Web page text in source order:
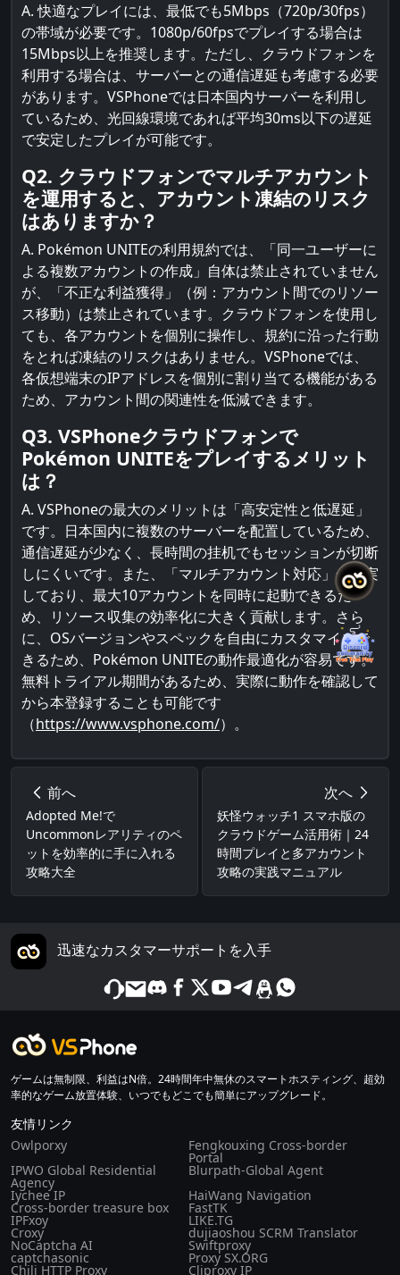
A. 快適なプレイには、最低でも5Mbps（720p/30fps）
の帯域が必要です。1080p/60fpsでプレイする場合は
15Mbps以上を推奨します。ただし、クラウドフォンを
利用する場合は、サーバーとの通信遅延も考慮する必要
があります。VSPhoneでは日本国内サーバーを利用し
ているため、光回線環境であれば平均30ms以下の遅延
で安定したプレイが可能です。
Q2. クラウドフォンでマルチアカウント
を運用すると、アカウント凍結のリスク
はありますか？
A. Pokémon UNITEの利用規約では、「同一ユーザーに
よる複数アカウントの作成」自体は禁止されていません
が、「不正な利益獲得」（例：アカウント間でのリソー
ス移動）は禁止されています。クラウドフォンを使用し
ても、各アカウントを個別に操作し、規約に沿った行動
をとれば凍結のリスクはありません。VSPhoneでは、
各仮想端末のIPアドレスを個別に割り当てる機能がある
ため、アカウント間の関連性を低減できます。
Q3. VSPhoneクラウドフォンで
Pokémon UNITEをプレイするメリット
は？
A. VSPhoneの最大のメリットは「高安定性と低遅延」
です。日本国内に複数のサーバーを配置しているため、
通信遅延が少なく、長時間の挂机でもセッションが切断
しにくいです。また、「マルチアカウント対応」が充実
しており、最大10アカウントを同時に起動できるた
め、リソース収集の効率化に大きく貢献します。さら
に、OSバージョンやスペックを自由にカスタマイズで
きるため、Pokémon UNITEの動作最適化が容易です。
無料トライアル期間があるため、実際に動作を確認して
から本登録することも可能です
（https://www.vsphone.com/）。
前へ
Adopted Me!で
Uncommonレアリティのペ
ットを効率的に手に入れる
攻略大全
次へ
妖怪ウォッチ1 スマホ版の
クラウドゲーム活用術｜24
時間プレイと多アカウント
攻略の実践マニュアル
迅速なカスタマーサポートを入手
ゲームは無制限、利益はN倍。24時間年中無休のスマートホスティング、超効
率的なゲーム放置体験、いつでもどこでも簡単にアップグレード。
友情リンク
Owlporxy
Fengkouxing Cross-border
Portal
IPWO Global Residential
Agency
Blurpath-Global Agent
Iychee IP
HaiWang Navigation
Cross-border treasure box FastTK
IPFxoy LIKE.TG
Croxy dujiaoshou SCRM Translator
NoCaptcha AI Swiftproxy
captchasonic Proxy SX.ORG
Chili HTTP Proxy Cliproxy IP